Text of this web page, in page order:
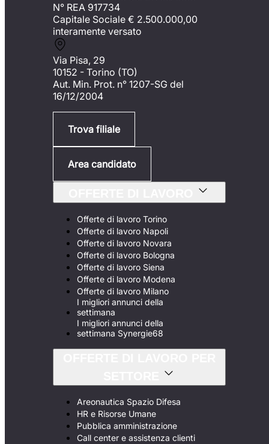
N° REA 917734
Capitale Sociale € 2.500.000,00
interamente versato
Via Pisa, 29
10152 - Torino (TO)
Aut. Min. Prot. n° 1207-SG del
16/12/2004
Trova filiale
Area candidato
Offerte di lavoro Torino
Offerte di lavoro Napoli
Offerte di lavoro Novara
Offerte di lavoro Bologna
Offerte di lavoro Siena
Offerte di lavoro Modena
Offerte di lavoro Milano
I migliori annunci della
settimana
I migliori annunci della
settimana Synergie68
Areonautica Spazio Difesa
HR e Risorse Umane
Pubblica amministrazione
Call center e assistenza clienti